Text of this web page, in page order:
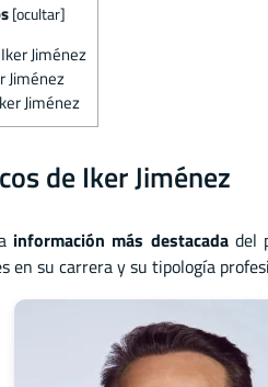
[ocultar]
Jiménez
Jiménez
Jiménez
de Iker Jiménez
información más destacadadel
en su carrera y su tipología